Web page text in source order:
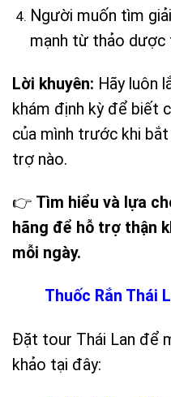
Người muốn tìm
mạnh từ thảo dược
Lời khuyên: Hãy luôn
khám định kỳ để biết
của mình trước khi
trợ nào.
👉 Tìm hiểu và lựa
hãng để hỗ trợ thận
mỗi ngày.
Thuốc Rắn Thái
Đặt tour Thái Lan để
khảo tại đây: